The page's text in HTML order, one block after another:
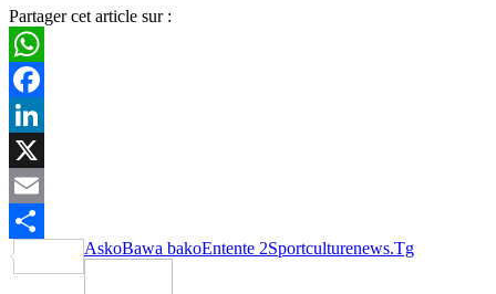
Partager cet article sur :
WhatsApp
Facebook
LinkedIn
X
Email
Partager
AskoBawa bakoEntente 2Sportculturenews.Tg